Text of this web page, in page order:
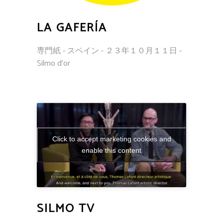
LA GAFERÍA
専門紙 - スペイン - ２３年１０月１１日 -
Silmo d'or
Click to accept marketing cookies and
enable this content
SILMO TV